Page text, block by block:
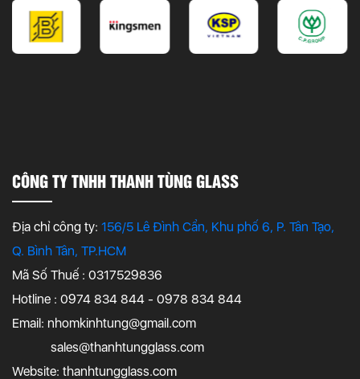
CÔNG TY TNHH THANH TÙNG GLASS
Địa chỉ công ty: 156/5 Lê Đình Cẩn, Khu phố 6, P. Tân Tạo,
Q. Bình Tân, TP.HCM
Mã Số Thuế : 0317529836
Hotline : 0974 834 844 - 0978 834 844
Email: nhomkinhtung@gmail.com
sales@thanhtungglass.com
Website: thanhtungglass.com